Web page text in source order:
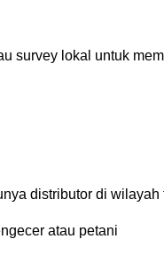
survey lokal untuk
distributor di wilayah
atau petani